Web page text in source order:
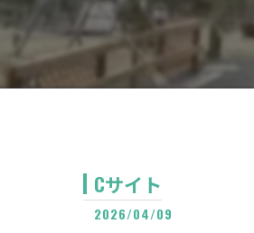
Cサイト
2026/04/09